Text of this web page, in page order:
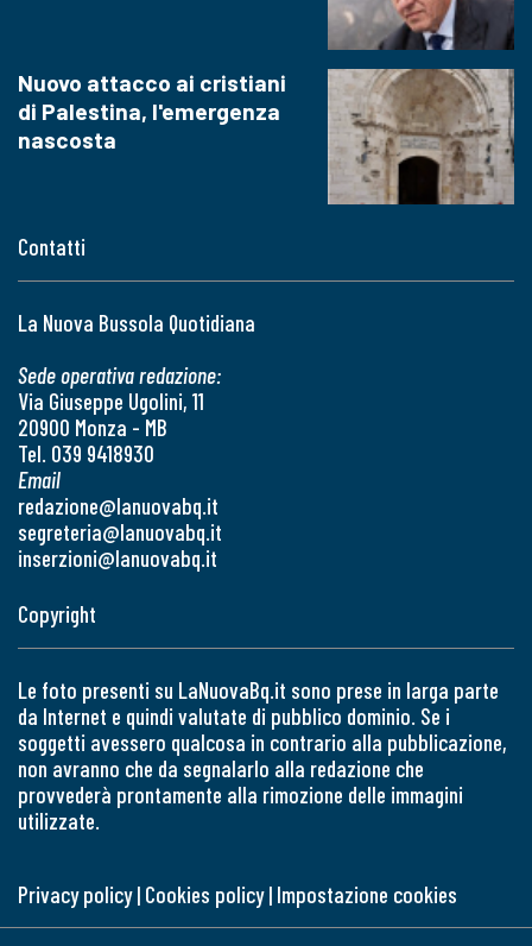
Contatti
La Nuova Bussola Quotidiana
Sede operativa redazione:
Via Giuseppe Ugolini, 11
20900 Monza - MB
Tel. 039 9418930
Email
redazione@lanuovabq.it
segreteria@lanuovabq.it
inserzioni@lanuovabq.it
Nuovo attacco ai cristiani
di Palestina, l'emergenza
nascosta
Copyright
Le foto presenti su LaNuovaBq.it sono prese in larga parte
da Internet e quindi valutate di pubblico dominio. Se i
soggetti avessero qualcosa in contrario alla pubblicazione,
non avranno che da segnalarlo alla redazione che
provvederà prontamente alla rimozione delle immagini
utilizzate.
Privacy policy| Cookies policy| Impostazione cookies